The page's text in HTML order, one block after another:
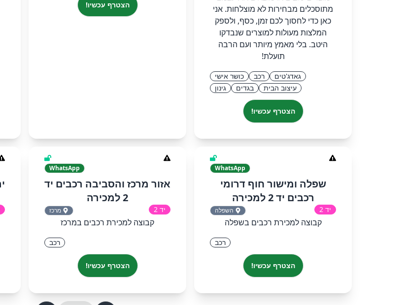
מתוסכלים מבחירות לא מוצלחות. אני
כאן כדי לחסוך לכם זמן, כסף, ולספק
המלצות מעולות למוצרים שנבדקו
היטב. בלי מאמץ מיותר ועם הרבה
תועלת!
גאדג'טים רכב
כושר אישי
עיצוב הבית
בגדים גינון
הצטרף עכשיו!
הצטרף עכשיו!
WhatsApp
שפלה ומישור חוף דרומי
רכבים יד 2 למכירה
יד 2 השפלה
קבוצה למכירת רכבים בשפלה
רכב
הצטרף עכשיו!
WhatsApp
אזור מרכז והסביבה רכבים יד
2 למכירה
יד 2 מרכז
קבוצה למכירת רכבים במרכז
רכב
הצטרף עכשיו!